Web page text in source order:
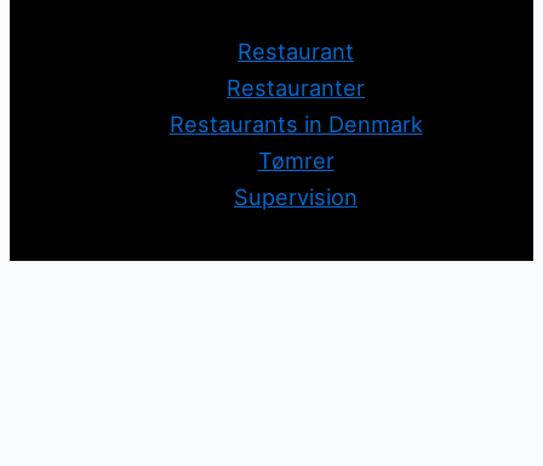
Restaurant
Restauranter
Restaurants in Denmark
Tømrer
Supervision